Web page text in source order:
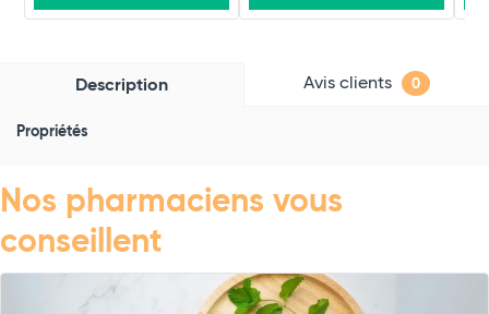
Description Avis clients 0
Propriétés
Nos pharmaciens vous
conseillent